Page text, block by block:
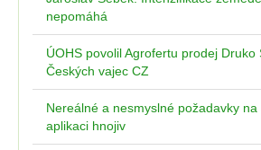
nepomáhá
ÚOHS povolil Agrofertu prodej Druko
Českých vajec CZ
Nereálné a nesmyslné požadavky
aplikaci hnojiv